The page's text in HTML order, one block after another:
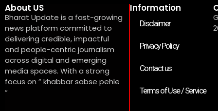
About US
Bharat Update is a fast-growing
news platform committed to
delivering credible, impactful
and people-centric journalism
across digital and emerging
media spaces. With a strong
focus on ” khabbar sabse pehle
“
Information
Disclaimer
Privacy Policy
Contact us
Terms of Use / Service